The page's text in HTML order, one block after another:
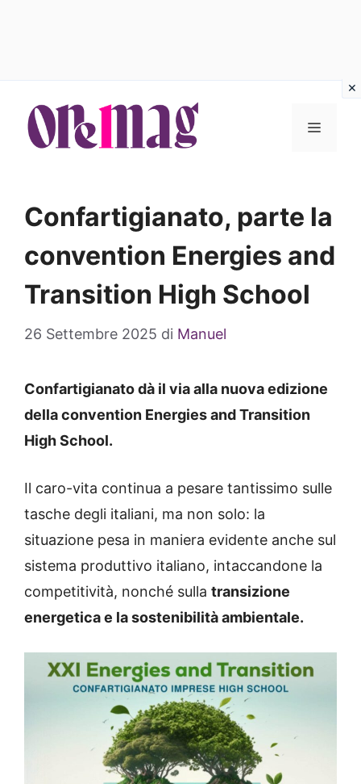
contenuto
MENU
Confartigianato, parte la
convention Energies and
Transition High School
26 Settembre 2025 di Manuel
Confartigianato dà il via alla nuova edizione
della convention Energies and Transition
High School.
Il caro-vita continua a pesare tantissimo sulle
tasche degli italiani, ma non solo: la
situazione pesa in maniera evidente anche sul
sistema produttivo italiano, intaccandone la
competitività, nonché sulla transizione
energetica e la sostenibilità ambientale.